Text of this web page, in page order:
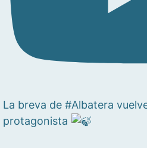
La breva de #Albatera
protagonista